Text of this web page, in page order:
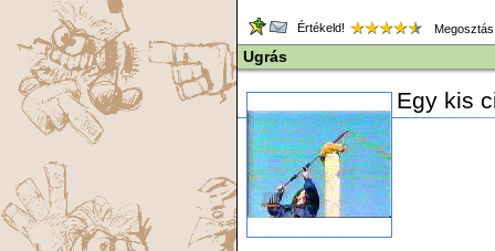
Értékeld!
Ugrás
Egy kis